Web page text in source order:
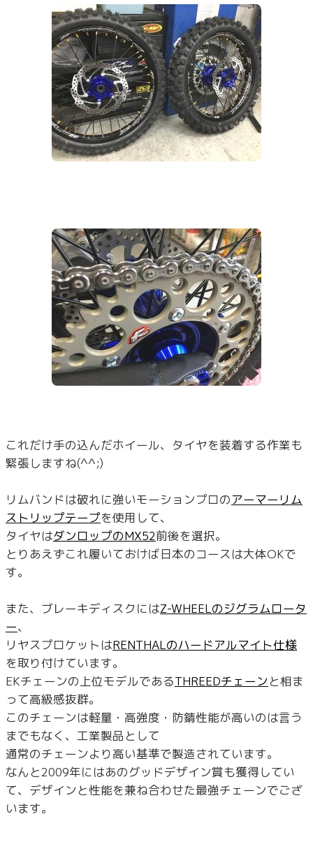
これだけ手の込んだホイール、タイヤを装着する作業も
緊張しますね(^^;)
リムバンドは破れに強いモーションプロのアーマーリム
ストリップテープを使用して、
タイヤはダンロップのMX52前後を選択。
とりあえずこれ履いておけば日本のコースは大体OKで
す。
また、ブレーキディスクにはZ-WHEELのジグラムロータ
ー、
リヤスプロケットはRENTHALのハードアルマイト仕様
を取り付けています。
EKチェーンの上位モデルであるTHREEDチェーンと相ま
って高級感抜群。
このチェーンは軽量・高強度・防錆性能が高いのは言う
までもなく、工業製品として
通常のチェーンより高い基準で製造されています。
なんと2009年にはあのグッドデザイン賞も獲得してい
て、デザインと性能を兼ね合わせた最強チェーンでござ
います。